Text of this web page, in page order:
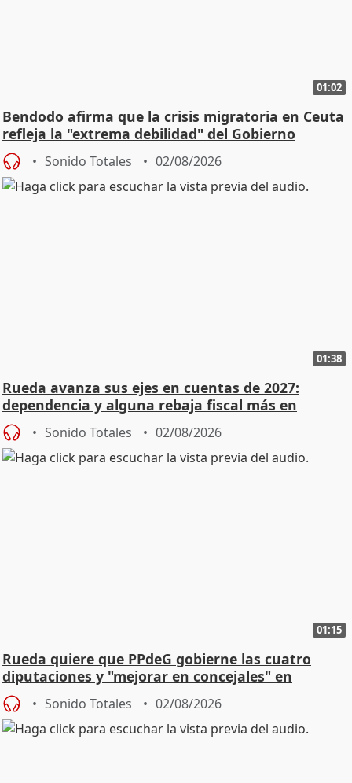
01:02
Bendodo afirma que la crisis migratoria en Ceuta
refleja la "extrema debilidad" del Gobierno
Sonido Totales 02/08/2026
01:38
Rueda avanza sus ejes en cuentas de 2027:
dependencia y alguna rebaja fiscal más en
vivienda
Sonido Totales 02/08/2026
01:15
Rueda quiere que PPdeG gobierne las cuatro
diputaciones y "mejorar en concejales" en
ciudades
Sonido Totales 02/08/2026